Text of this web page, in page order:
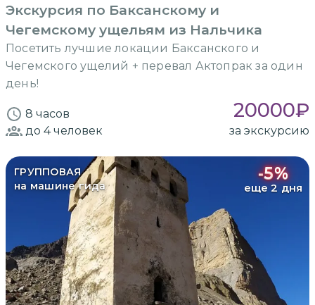
Экскурсия по Баксанскому и
Чегемскому ущельям из Нальчика
Посетить лучшие локации Баксанского и
Чегемского ущелий + перевал Актопрак за один
день!
8 часов 20000₽
до 4человек за экскурсию
ГРУППОВАЯ
на машине гида
-5%
еще 2 дня